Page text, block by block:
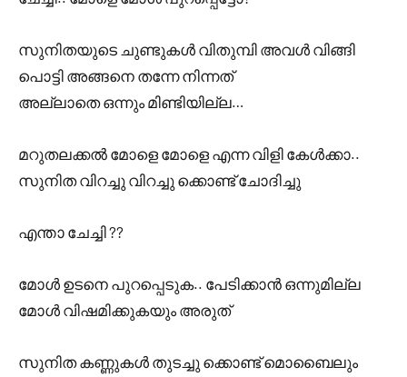
സുനിതയുടെ ചുണ്ടുകൾ വിതുമ്പി അവൾ വിങ്ങി
പൊട്ടി അങ്ങനെ തന്നേ നിന്നത്
അല്ലാതെ ഒന്നും മിണ്ടിയില്ല…
മറുതലക്കൽ മോളെ മോളെ എന്ന വിളി കേൾക്കാ..
സുനിത വിറച്ചു വിറച്ചു ക്കൊണ്ട് ചോദിച്ചു
എന്താ ചേച്ചി ??
മോൾ ഉടനെ പുറപ്പെടുക.. പേടിക്കാൻ ഒന്നുമില്ല
മോൾ വിഷമിക്കുകയും അരുത്
സുനിത കണ്ണുകൾ തുടച്ചു ക്കൊണ്ട് മൊബൈലും